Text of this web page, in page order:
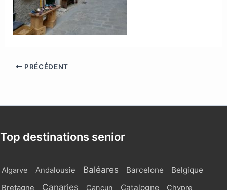
PRÉCÉDENT
Top destinations senior
Algarve Andalousie Baléares Barcelone Belgique
Bretagne Canaries Cancun Catalogne
Chypre